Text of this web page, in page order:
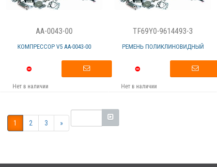
AA-0043-00
КОМПРЕССОР V5 АА-0043-00
Нет в наличии
TF69Y0-9614493-3
РЕМЕНЬ ПОЛИКЛИНОВИДНЫЙ
Нет в наличии
1 2 3 »